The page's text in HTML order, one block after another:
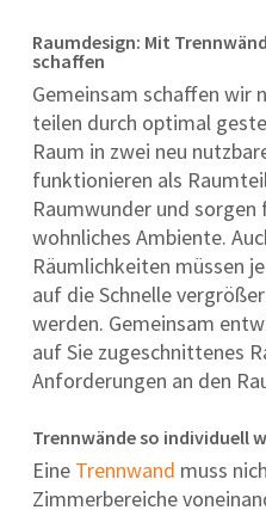
Raumdesign: Mit
schaffen
Gemeinsam schaffen wir
teilen durch optimal
Raum in zwei neu
funktionieren als
Raumwunder und
wohnliches Ambiente.
Räumlichkeiten müssen
auf die Schnelle
werden. Gemeinsam
auf Sie zugeschnittenes
Anforderungen an den
Trennwände so individuell
Eine Trennwand muss
Zimmerbereiche